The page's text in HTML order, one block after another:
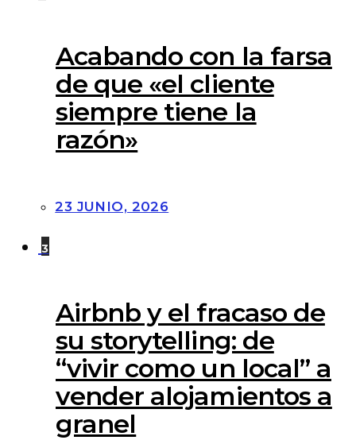
Acabando con la farsa
de que «el cliente
siempre tiene la
razón»
23 JUNIO, 2026
3
Airbnb y el fracaso de
su storytelling: de
“vivir como un local” a
vender alojamientos a
granel